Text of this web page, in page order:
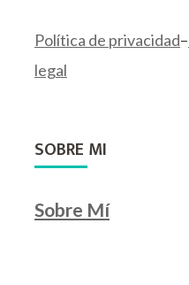
Política de privacidad–
legal
SOBRE MI
Sobre Mí